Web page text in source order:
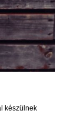
készülnek